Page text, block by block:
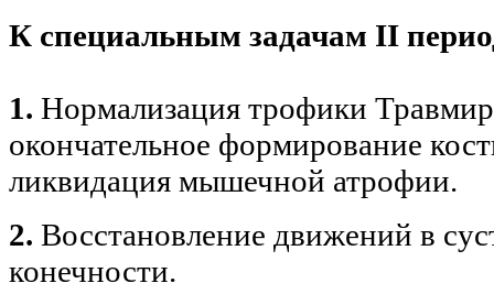
К специальным задачам II
1. Нормализация трофики
окончательное формирование
ликвидация мышечной атрофии.
2. Восстановление движений в
конечности.